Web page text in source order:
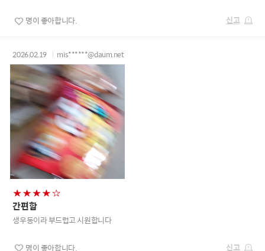
명이 좋아합니다. 신고
2026.02.19 mis******@daum.net
간편함
생우동이라 부드럽고 시원합니다
명이 좋아합니다. 신고